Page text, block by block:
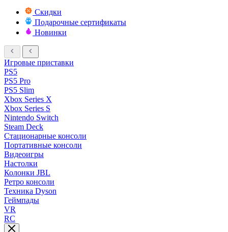
Скидки
Подарочные сертификаты
Новинки
Игровые приставки
PS5
PS5 Pro
PS5 Slim
Xbox Series X
Xbox Series S
Nintendo Switch
Steam Deck
Стационарные консоли
Портативные консоли
Видеоигры
Настолки
Колонки JBL
Ретро консоли
Техника Dyson
Геймпады
VR
RC